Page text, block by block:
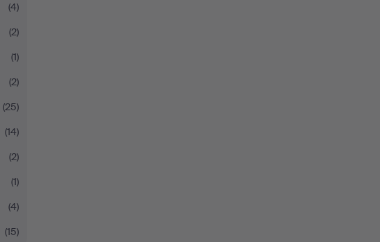
(4)
(2)
(1)
(2)
(25)
(14)
(2)
(1)
(4)
(15)